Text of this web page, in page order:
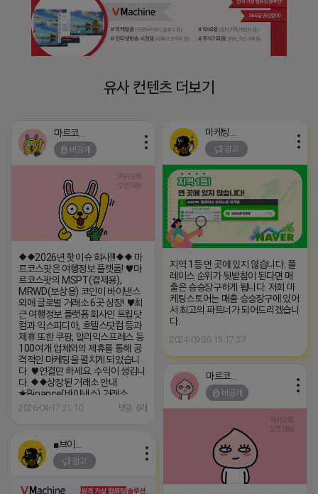
유사 컨텐츠 더보기
마르코스팟
비공개
◆◆2026년 핫이슈 회사!!!◆◆ 마
르코스팟은 여행정보 플랫폼! ♥️마
르코스팟의 MSPT(결제용),
MRWD(보상용) 코인이 바이낸스
외에 글로벌 거래소 6곳 상장! ♥️최
근 여행정보 플랫폼 회사인 트립닷
컴과 익스피디아, 호텔스닷컴 등과
제휴 또한 쿠팡, 알리익스프레스 등
100여개 업체와의 제휴를 통해 공
격적인 마케팅을 펼치게 되었습니
다. ♥️연결만 하세요. 수익이 생깁니
다. ◆◆상장된 거래소 안내
★Binance(바이낸스) 거래소
https://web3.binance.com/en/token/sol/
mint=DxbDyFPLzcmoL8V4dAcYMS4wwD2z5gK1YuTLM5ciKray
★DEXScreener(덱스스크린너)
거래소
2026-04-17 21:10 댓글: 0개
광고
지역 1등 먼 곳에 있지 않습니다. 플
레이스 순위가 뒷받침이 된다면 매
출은 승승장구하게 됩니다. 저희 마
케팅스토어는 매출 승승장구에 있어
서 최고의 파트너가 되어드리겠습니
다.
2024-09-20 15:17:27
마르코스팟
비공개
광고